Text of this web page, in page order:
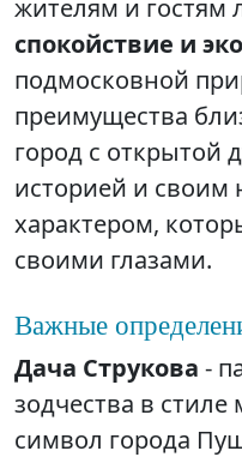
жителям и гостям
спокойствие и
подмосковной
преимущества
город с открытой
историей и
характером,
своими глазами.
Важные
Дача Струкова -
зодчества в
символ города